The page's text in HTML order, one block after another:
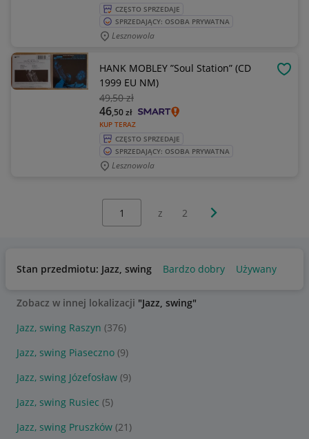
CZĘSTO SPRZEDAJE
SPRZEDAJĄCY: OSOBA PRYWATNA
Lesznowola
HANK MOBLEY ”Soul Station” (CD
1999 EU NM)
49,50 zł
KUP TERAZ
46,50zł
CZĘSTO SPRZEDAJE
SPRZEDAJĄCY: OSOBA PRYWATNA
Lesznowola
z 2 Następna strona
Stan przedmiotu: Jazz, swing Bardzo dobry Używany
Zobacz w innej lokalizacji "Jazz, swing"
Jazz, swing Raszyn (376)
Jazz, swing Piaseczno (9)
Jazz, swing Józefosław (9)
Jazz, swing Rusiec (5)
Jazz, swing Pruszków (21)